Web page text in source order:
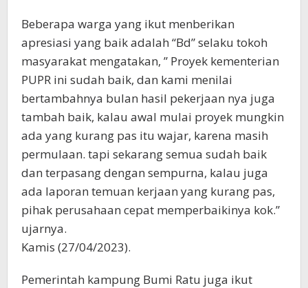
Beberapa warga yang ikut menberikan
apresiasi yang baik adalah “Bd” selaku tokoh
masyarakat mengatakan, ” Proyek kementerian
PUPR ini sudah baik, dan kami menilai
bertambahnya bulan hasil pekerjaan nya juga
tambah baik, kalau awal mulai proyek mungkin
ada yang kurang pas itu wajar, karena masih
permulaan. tapi sekarang semua sudah baik
dan terpasang dengan sempurna, kalau juga
ada laporan temuan kerjaan yang kurang pas,
pihak perusahaan cepat memperbaikinya kok.”
ujarnya.
Kamis (27/04/2023).
Pemerintah kampung Bumi Ratu juga ikut